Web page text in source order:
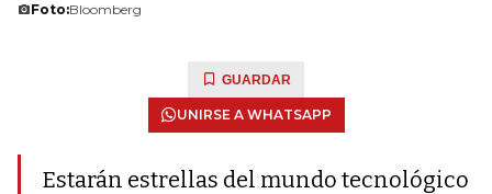
Foto:Bloomberg
GUARDAR
UNIRSE A WHATSAPP
Estarán estrellas del mundo tecnológico